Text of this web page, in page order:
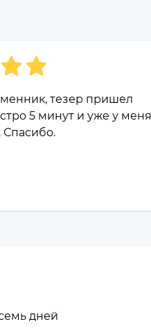
тезер пришел
5 минут и уже у меня
Спасибо.
дней